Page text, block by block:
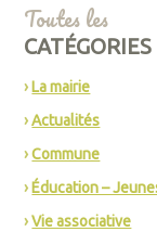
Toutes les
CATÉGORIES
La mairie
Actualités
Commune
Éducation –
Vie associative